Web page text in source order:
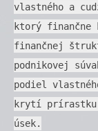
vlastného a
ktorý finančne
finančnej
podnikovej
podiel
krytí prírastku
úsek.